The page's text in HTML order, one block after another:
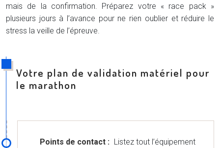
mais de la confirmation. Préparez votre « race pack »
plusieurs jours à l’avance pour ne rien oublier et réduire le
stress la veille de l’épreuve.
Votre plan de validation matériel pour
le marathon
Points de contact : Listez tout l’équipement